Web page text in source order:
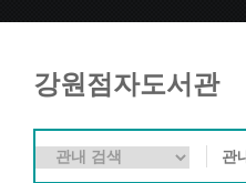
강원점자도서관